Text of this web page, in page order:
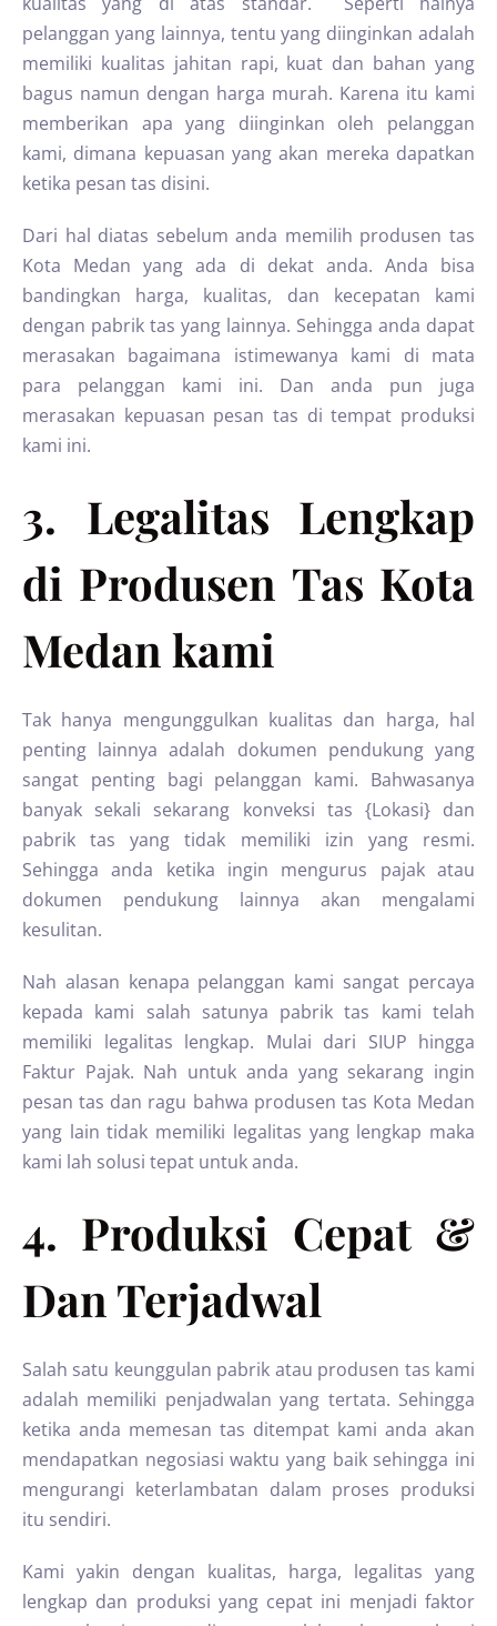
pelanggan yang lainnya, tentu yang diinginkan adalah
memiliki kualitas jahitan rapi, kuat dan bahan yang
bagus namun dengan harga murah. Karena itu kami
memberikan apa yang diinginkan oleh pelanggan
kami, dimana kepuasan yang akan mereka dapatkan
ketika pesan tas disini.
Dari hal diatas sebelum anda memilih produsen tas
Kota Medan yang ada di dekat anda. Anda bisa
bandingkan harga, kualitas, dan kecepatan kami
dengan pabrik tas yang lainnya. Sehingga anda dapat
merasakan bagaimana istimewanya kami di mata
para pelanggan kami ini. Dan anda pun juga
merasakan kepuasan pesan tas di tempat produksi
kami ini.
3. Legalitas Lengkap
di Produsen Tas Kota
Medan kami
Tak hanya mengunggulkan kualitas dan harga, hal
penting lainnya adalah dokumen pendukung yang
sangat penting bagi pelanggan kami. Bahwasanya
banyak sekali sekarang konveksi tas {Lokasi} dan
pabrik tas yang tidak memiliki izin yang resmi.
Sehingga anda ketika ingin mengurus pajak atau
dokumen pendukung lainnya akan mengalami
kesulitan.
Nah alasan kenapa pelanggan kami sangat percaya
kepada kami salah satunya pabrik tas kami telah
memiliki legalitas lengkap. Mulai dari SIUP hingga
Faktur Pajak. Nah untuk anda yang sekarang ingin
pesan tas dan ragu bahwa produsen tas Kota Medan
yang lain tidak memiliki legalitas yang lengkap maka
kami lah solusi tepat untuk anda.
4. Produksi Cepat &
Dan Terjadwal
Salah satu keunggulan pabrik atau produsen tas kami
adalah memiliki penjadwalan yang tertata. Sehingga
ketika anda memesan tas ditempat kami anda akan
mendapatkan negosiasi waktu yang baik sehingga ini
mengurangi keterlambatan dalam proses produksi
itu sendiri.
Kami yakin dengan kualitas, harga, legalitas yang
lengkap dan produksi yang cepat ini menjadi faktor